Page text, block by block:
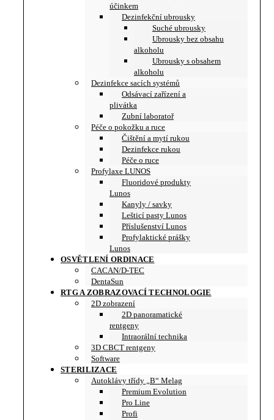
účinkem
Dezinfekční ubrousky
Suché ubrousky
Ubrousky bez obsahu
alkoholu
Ubrousky s obsahem
alkoholu
Dezinfekce sacích systémů
Odsávací zařízení a
plivátka
Zubní laboratoř
Péče o pokožku a ruce
Čištění a mytí rukou
Dezinfekce rukou
Péče o ruce
Profylaxe LUNOS
Fluoridové produkty
Lunos
Kanyly / savky
Lešticí pasty Lunos
Příslušenství Lunos
Profylaktické prášky
Lunos
OSVĚTLENÍ ORDINACE
CACAN/D-TEC
DentaSun
RTG A ZOBRAZOVACÍ TECHNOLOGIE
2D zobrazení
2D panoramatické
rentgeny
Intraorální technika
3D CBCT rentgeny
Software
STERILIZACE
Autoklávy třídy „B“ Melag
Premium Evolution
Pro Line
Profi